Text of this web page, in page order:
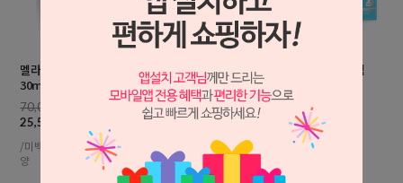
멜라스톱 화이트닝 에센스마스크팩
30ml, 1개입 x 35매
70,000원
25,500원
/미백 잡티관리 칙칙한피부 보습 영
양
멜라스톱 화이트닝 에센스 마스크팩
30ml,1개입 x 90매
180,000원
65,500원
/미백 잡티관리 칙칙한피부